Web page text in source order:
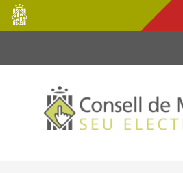
Salta al contingut principal
Consell
de
Mallorca